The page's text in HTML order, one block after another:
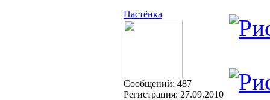
Настёнка
Cообщений: 487
Регистрация: 27.09.2010